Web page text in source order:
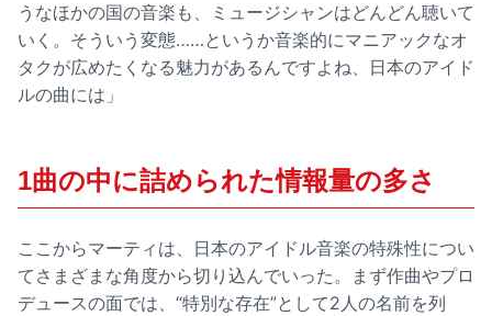
うなほかの国の音楽も、ミュージシャンはどんどん聴いて
いく。そういう変態……というか音楽的にマニアックなオ
タクが広めたくなる魅力があるんですよね、日本のアイド
ルの曲には」
1曲の中に詰められた情報量の多さ
ここからマーティは、日本のアイドル音楽の特殊性につい
てさまざまな角度から切り込んでいった。まず作曲やプロ
デュースの面では、“特別な存在”として2人の名前を列